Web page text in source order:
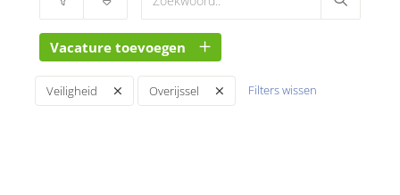
Vacature toevoegen
Veiligheid Overijssel Filters wissen